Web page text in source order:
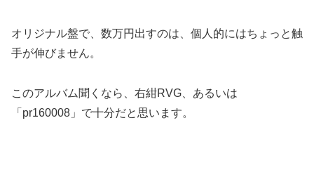
オリジナル盤で、数万円出すのは、個人的にはちょっと触
手が伸びません。
このアルバム聞くなら、右紺RVG、あるいは
「pr160008」で十分だと思います。